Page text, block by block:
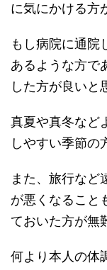
に気にかける方
もし病院に通院
あるような方で
した方が良いと
真夏や真冬など
しやすい季節の
また、旅行など
が悪くなること
ておいた方が無
何より本人の体